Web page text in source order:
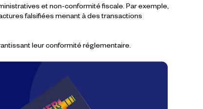
et non-conformité fiscale. Par exemple,
falsifiées menant à des transactions
leur conformité réglementaire.